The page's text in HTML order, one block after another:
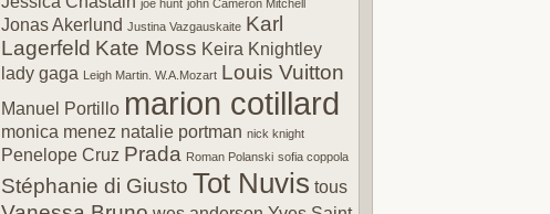
joe hunt john Cameron Mitchell
Jonas Akerlund Justina Vazgauskaite Karl
Lagerfeld Kate Moss Keira Knightley
lady gaga Leigh Martin. W.A.Mozart Louis Vuitton
Manuel Portillo marion cotillard
monica menez natalie portman nick knight
Penelope Cruz Prada Roman Polanski sofia coppola
Stéphanie di Giusto Tot Nuvis tous